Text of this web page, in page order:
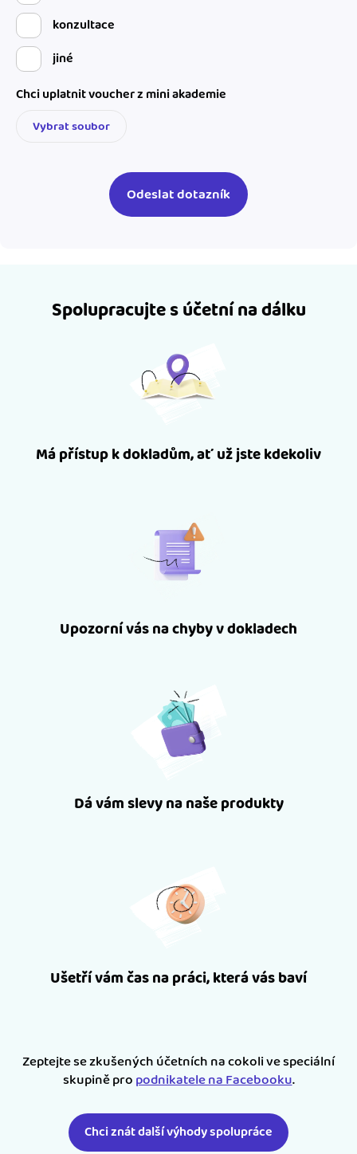
konzultace
jiné
Chci uplatnit voucher z mini akademie
Vybrat soubor
Spolupracujte s účetní na dálku
Má přístup k dokladům, ať už jste kdekoliv
Upozorní vás na chyby v dokladech
Dá vám slevy na naše produkty
Ušetří vám čas na práci, která vás baví
Zeptejte se zkušených účetních na cokoli ve speciální
skupině propodnikatele na Facebooku.
Chci znát další výhody spolupráce